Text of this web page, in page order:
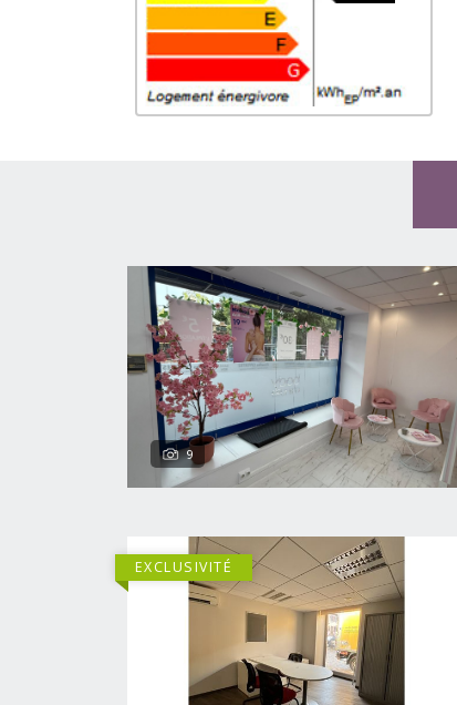
9
EXCLUSIVITÉ